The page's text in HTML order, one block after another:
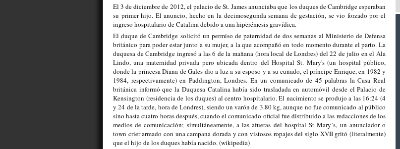
El 3 de diciembre de 2012, el palacio de St. James anunciaba que los duques de Cambridge esperaban
su primer hijo. El anuncio, hecho en la decimosegunda semana de gestación, se vio forzado por el
ingreso hospitalario de Catalina debido a una hiperémesis gravídica.
El duque de Cambridge solicitó un permiso de paternidad de dos semanas al Ministerio de Defensa
británico para poder estar junto a su mujer, a la que acompañó en todo momento durante el parto. La
duquesa de Cambridge ingresó a las 6 de la mañana (hora local de Londres) del 22 de julio en el Ala
Lindo, una maternidad privada pero ubicada dentro del Hospital St. Mary's (un hospital público,
donde la princesa Diana de Gales dio a luz a su esposo y a su cuñado, el príncipe Enrique, en 1982 y
1984, respectivamente) en Paddington, Londres. En un comunicado de 45 palabras la Casa Real
británica informó que la Duquesa Catalina había sido trasladada en automóvil desde el Palacio de
Kensington (residencia de los duques) al centro hospitalario. El nacimiento se produjo a las 16:24 (4
y 24 de la tarde, hora de Londres), siendo un varón de 3.80 kg, aunque no fue comunicado al público
sino hasta cuatro horas después, cuando el comunicado oficial fue distribuido a las redacciones de los
medios de comunicación; simultáneamente, a las afueras del hospital St Mary´s, un anunciador o
town crier armado con una campana dorada y con vistosos ropajes del siglo XVII gritó (literalmente)
que el hijo de los duques había nacido. (wikipedia)